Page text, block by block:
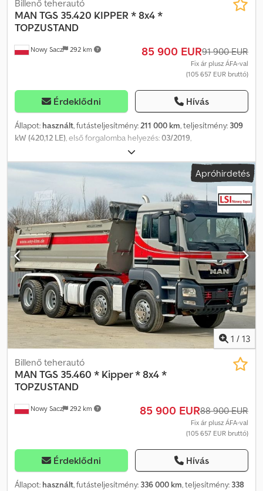
Nowy Sacz 292 km
Billenő teherautó
MAN TGS 35.420 KIPPER * 8x4 *
TOPZUSTAND
85 900 EUR91 900 EUR
Fix ár plusz ÁFA-val
(105 657 EUR bruttó)
Érdeklődni Hívás
Állapot: használt, futásteljesítmény:211 000 km, teljesítmény: 309
kW (420,12 LE), első forgalomba helyezés:03/2019,
, össztömeg:
3 tengely, fékek:retarder, szín:fehér, hajtástípus:automata,
Gyártási év:2019, Felszereltség:ABS, légkondicionálás, MAN TGS
35.420 Billenőplatós / 8x4 Dcodpjwtwkmjfx Adkek Importált /
Balesetmentes JÓ ÁLLAPOTBAN! MINDEN GUMI ÚJ! ? GYÁRTÁSI
ÉV: 2019 ? FUTÁSTELJESÍTMÉNY: 211 000 km FELSZERELTSÉG: ?
ABS ? ASR ? SZERVOKORMÁNY ? ELEKTROMOS ABLAKOK ?
ELEKTROMOS TÜKRÖK ? MOTORFÉK ? TACHOGRÁF TEHERBÍRÁS:
20 000 kg ÖSSZTÖMEG: 34 000 kg TENGELYTÁV: 185/250/135 cm
ABRONCSMÉRET: 13R22,5 FELFÜGGESZTÉS: LAPRUGÓS TELEFON:
KUBA – POLSKI, ENGLISH, DEUTSCH, ITALIANO SEBASTIAN –
POLSKI, DEUTSCH, ITALIANO, ???? LASZLO – MAGYAR COSTEL –
ROMÂN? (Románul minden exporttal kapcsolatos ügyintézést
vállalunk, beleértve a rendszámokat is) RADEK – ???? Ref. szám:
13064
Apróhirdetés
1 / 13
Nowy Sacz 292 km
Billenő teherautó
MAN TGS 35.460 * Kipper * 8x4 *
TOPZUSTAND
85 900 EUR88 900 EUR
Fix ár plusz ÁFA-val
(105 657 EUR bruttó)
Érdeklődni Hívás
Állapot: használt, futásteljesítmény: 336 000 km, teljesítmény: 338